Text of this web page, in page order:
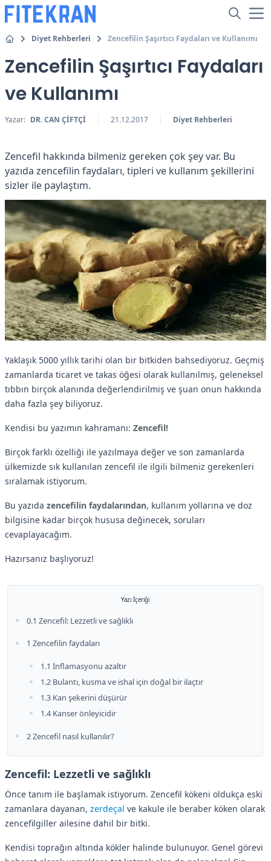
Diyet Rehberleri Zencefilin Şaşırtıcı Faydaları ve Kullanımı
Zencefilin Şaşırtıcı Faydaları
ve Kullanımı
Yazar: DR. CAN ÇİFTÇİ 21.12.2017 Diyet Rehberleri
Zencefil hakkında bilmeniz gereken çok şey var. Bu
yazıda zencefilin faydaları, tipleri ve kullanım şekillerini
sizler ile paylaştım.
Yaklaşık 5000 yıllık tarihi olan bir bitkiden bahsediyoruz. Geçmiş
zamanlarda ticaret ve takas öğesi olarak kullanılmış, geleneksel
tıbbın birçok alanında değerlendirilmiş ve şuan onun hakkında
daha fazla şey biliyoruz.
Kendisi bu yazımın kahramanı: Zencefil!
Birçok farklı özelliği ile yazılmaya değer ve son zamanlarda
ülkemizde sık kullanılan zencefil ile ilgili bilmeniz gerekenleri
sıralamak istiyorum.
Bu yazıda zencefilin faydalarından, kullanım yollarına ve doz
bilgisine kadar birçok hususa değinecek, soruları
cevaplayacağım.
Hazırsanız başlıyoruz!
Yazı İçeriği
0.1 Zencefil: Lezzetli ve sağlıklı
1 Zencefilin faydaları
1.1 İnflamasyonu azaltır
1.2 Bulantı, kusma ve ishal için doğal bir ilaçtır
1.3 Kan şekerini düşürür
1.4 Kanser önleyicidir
2 Zencefil nasıl kullanılır?
Zencefil: Lezzetli ve sağlıklı
Önce tanım ile başlamak istiyorum. Zencefil kökeni oldukça eski
zamanlara dayanan, zerdeçal ve kakule ile beraber köken olarak
zencefilgiller ailesine dahil bir bitki.
Kendisi toprağın altında kökler halinde bulunuyor. Genel görevi